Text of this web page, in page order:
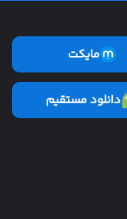
مایکت
دانلود مستقیم